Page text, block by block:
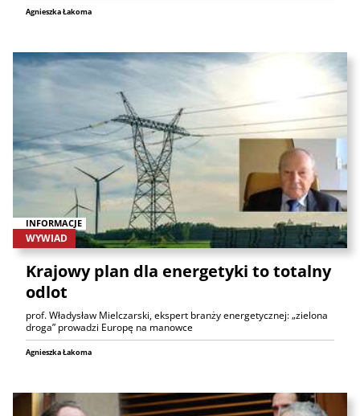
Agnieszka Łakoma
INFORMACJE
WYWIAD
Krajowy plan dla energetyki to totalny
odlot
prof. Władysław Mielczarski, ekspert branży energetycznej: „zielona
droga” prowadzi Europę na manowce
Agnieszka Łakoma